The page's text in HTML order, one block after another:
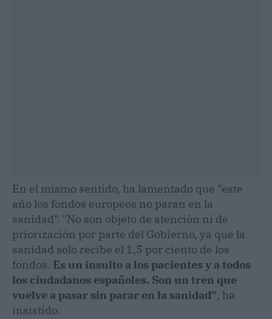
En el mismo sentido, ha lamentado que "este
año los fondos europeos no paran en la
sanidad". "No son objeto de atención ni de
priorización por parte del Gobierno, ya que la
sanidad solo recibe el 1,5 por ciento de los
fondos. Es un insulto a los pacientes y a todos
los ciudadanos españoles. Son un tren que
vuelve a pasar sin parar en la sanidad", ha
insistido.